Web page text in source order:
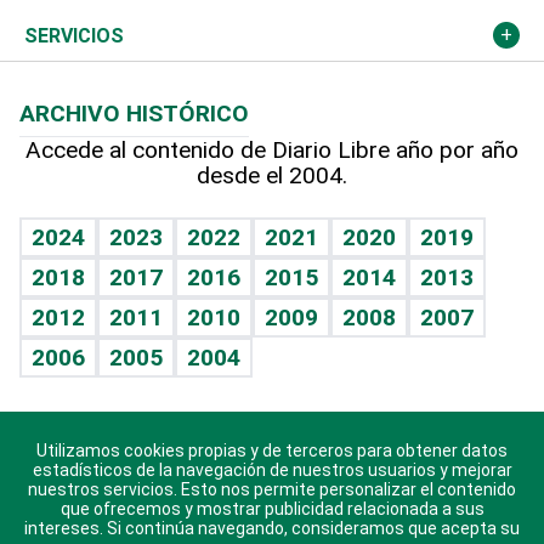
Resto del mundo
Economía personal
Podcast Arte Libre
Hablando con el pediatra
Vida y familia
Eñe
Celebrando la vida
Sin complejos
En pocas palabras
Escuchando al corazón
Economía Personal
Más deportes
Línea de hit
TBT Deportivo
Columnistas
Cambio climático
Opinión
Hecho en casa
Guía del dinero
SERVICIOS
Cumpleaños
Horóscopos
Crucigramas
ARCHIVO HISTÓRICO
Accede al contenido de Diario Libre año por año
desde el 2004.
2024 2023 2022 2021 2020
2019
2018
2017 2016 2015 2014
2013
2012
2011 2010 2009 2008
2007
2006
2005 2004
Descarga nuestras aplicaciones para Android, iOS y
sistema Huawei.
Utilizamos cookies propias y de terceros para obtener datos
estadísticos de la navegación de nuestros usuarios y mejorar
nuestros servicios. Esto nos permite personalizar el contenido
que ofrecemos y mostrar publicidad relacionada a sus
intereses. Si continúa navegando, consideramos que acepta su